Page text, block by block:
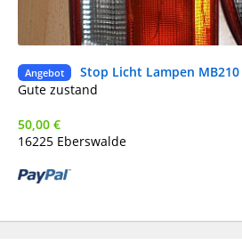
Angebot
Stop Licht Lampen MB210
Gute zustand
50,00 €
16225 Eberswalde